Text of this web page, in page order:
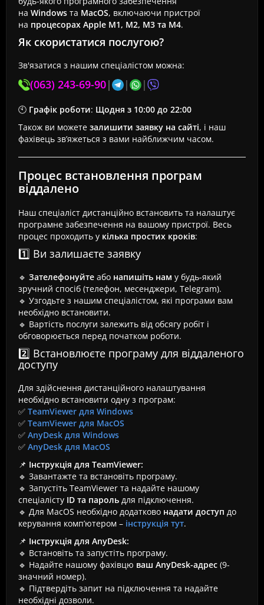
на Windows та MacOS, включаючи пристрої
на процесорах Apple M1, M2, M3 та M4.
Як скористатися послугою?
Зв'язатися з нашим спеціалістом можна:
(063) 243-69-90| | |
🕙 Графік роботи: Щодня з 10:00 до 22:00
Також ви можете залишити заявку на сайті, і наш
фахівець зв’яжеться з вами найближчим часом.
Процес встановлення програм
віддалено
Наш спеціаліст дистанційно встановить та налаштує
програмне забезпечення на вашому пристрої. Весь
процес проходить у кілька простих кроків:
1️⃣ Ви залишаєте заявку
🔹 Зателефонуйте або напишіть нам у будь-який
зручний спосіб (телефон, месенджери, Telegram).
🔹 Узгодьте з нашим спеціалістом, які програми вам
необхідно встановити.
🔹 Вартість послуги залежить від обсягу робіт і
обговорюється перед початком роботи.
2️⃣ Встановлюєте програму для віддаленого
доступу
Для здійснення дистанційного налаштування
необхідно встановити одну з програм:
✅ TeamViewer для Windows
✅ TeamViewer для MacOS
✅ AnyDesk для Windows
✅ AnyDesk для MacOS
📌 Інструкція для TeamViewer:
🔹 Завантажте та встановіть програму.
🔹 Запустіть TeamViewer та надайте нашому
спеціалісту ID та пароль для підключення.
🔹 Для MacOS необхідно додатково надати доступ до
керування комп’ютером – інструкція тут.
📌 Інструкція для AnyDesk:
🔹 Встановіть та запустіть програму.
🔹 Надайте нашому фахівцю ваш AnyDesk-адрес (9-
значний номер).
🔹 Підтвердіть запит на підключення та надайте
необхідні дозволи.